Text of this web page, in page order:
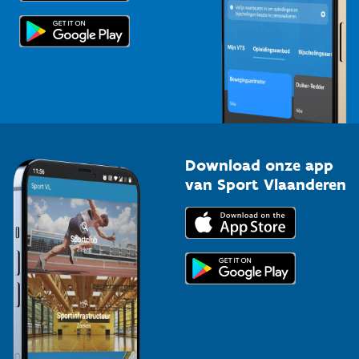
Topsporters
Download onze app
van Sport Vlaanderen